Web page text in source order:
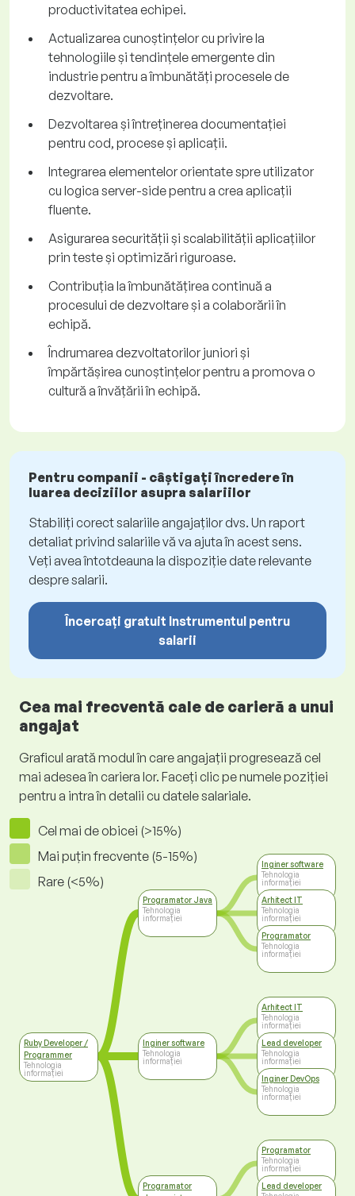
productivitatea echipei.
Actualizarea cunoștințelor cu privire la
tehnologiile și tendințele emergente din
industrie pentru a îmbunătăți procesele de
dezvoltare.
Dezvoltarea și întreținerea documentației
pentru cod, procese și aplicații.
Integrarea elementelor orientate spre utilizator
cu logica server-side pentru a crea aplicații
fluente.
Asigurarea securității și scalabilității aplicațiilor
prin teste și optimizări riguroase.
Contribuția la îmbunătățirea continuă a
procesului de dezvoltare și a colaborării în
echipă.
Îndrumarea dezvoltatorilor juniori și
împărtășirea cunoștințelor pentru a promova o
cultură a învățării în echipă.
Pentru companii - câștigați încredere în
luarea deciziilor asupra salariilor
Stabiliți corect salariile angajaților dvs. Un raport
detaliat privind salariile vă va ajuta în acest sens.
Veți avea întotdeauna la dispoziție date relevante
despre salarii.
Încercați gratuit Instrumentul pentru
salarii
Cea mai frecventă cale de carieră a unui
angajat
Graficul arată modul în care angajații progresează cel
mai adesea în cariera lor. Faceți clic pe numele poziției
pentru a intra în detalii cu datele salariale.
Cel mai de obicei (>15%)
Mai puțin frecvente (5-15%)
Rare (<5%)
Ruby Developer /
Programmer
Tehnologia
informației
Programator Java
Tehnologia
informației
Inginer software
Tehnologia
informației
Programator
Inginer software
Tehnologia
informației
Arhitect IT
Tehnologia
informației
Programator
Tehnologia
informației
Arhitect IT
Tehnologia
informației
Lead developer
Tehnologia
informației
Inginer DevOps
Tehnologia
informației
Programator
Tehnologia
informației
Lead developer